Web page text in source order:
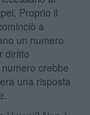
Proprio il
a
un numero
diritto
crebbe
una risposta